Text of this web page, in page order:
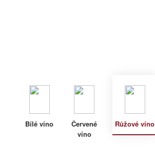
víno
vína
Specialní vína
Degustační sety
Daniel Pesat Wine
Bílé víno
Červené
víno
Růžové víno